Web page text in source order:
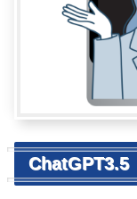
ChatGPT3.5